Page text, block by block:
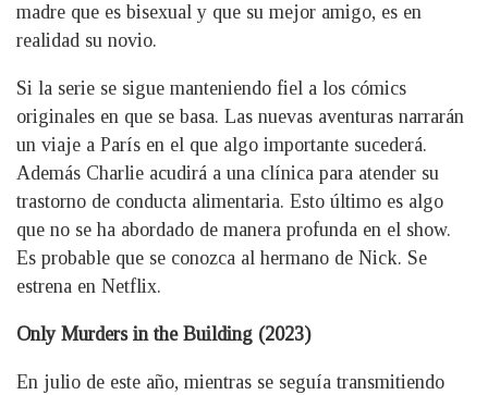
madre que es bisexual y que su mejor amigo, es en
realidad su novio.
Si la serie se sigue manteniendo fiel a los cómics
originales en que se basa. Las nuevas aventuras narrarán
un viaje a París en el que algo importante sucederá.
Además Charlie acudirá a una clínica para atender su
trastorno de conducta alimentaria. Esto último es algo
que no se ha abordado de manera profunda en el show.
Es probable que se conozca al hermano de Nick. Se
estrena en Netflix.
Only Murders in the Building (2023)
En julio de este año, mientras se seguía transmitiendo